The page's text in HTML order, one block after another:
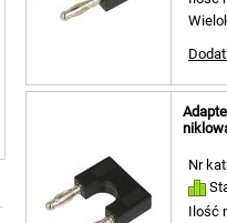
Nr
Ilość